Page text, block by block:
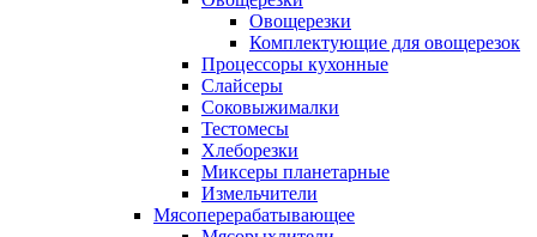
Овощерезки
Комплектующие для овощерезок
Процессоры кухонные
Слайсеры
Соковыжималки
Тестомесы
Хлеборезки
Миксеры планетарные
Измельчители
Мясоперерабатывающее